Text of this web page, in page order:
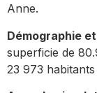
Anne.
Démographie
superficie de
23 973